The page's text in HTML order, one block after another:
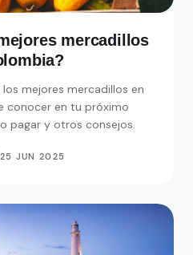
mercadillos
mejores mercadillos en
conocer en tu próximo
pagar y otros consejos.
25 JUN 2025